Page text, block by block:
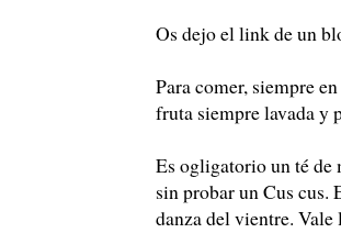
Os dejo el link de un
Para comer, siempre
fruta siempre lavada y
Es ogligatorio un té de
sin probar un Cus cus.
danza del vientre.